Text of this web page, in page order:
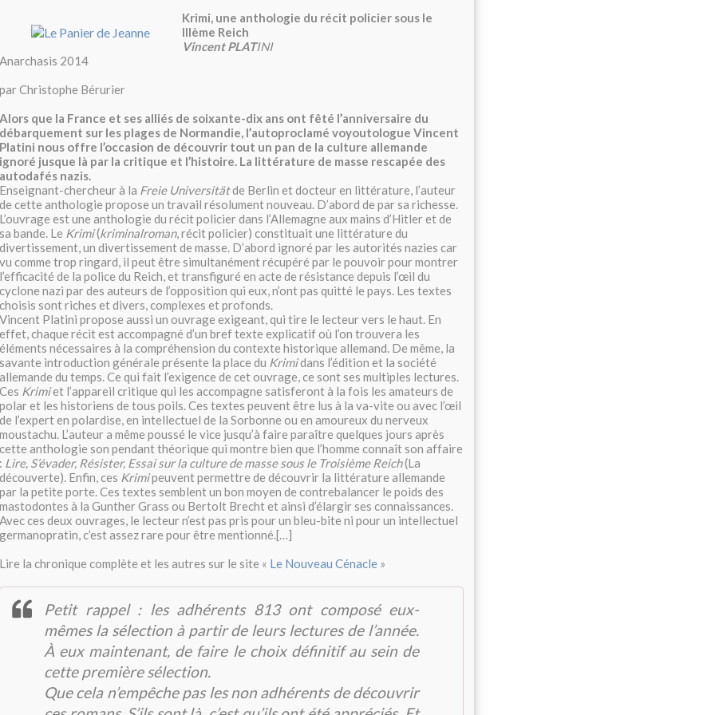
Krimi, une anthologie du récit policier sous le
IIIème Reich
Vincent PLATINI
Anarchasis 2014
par Christophe Bérurier
Alors que la France et ses alliés de soixante-dix ans ont fêté l’anniversaire du
débarquement sur les plages de Normandie, l’autoproclamé voyoutologue Vincent
Platini nous offre l’occasion de découvrir tout un pan de la culture allemande
ignoré jusque là par la critique et l’histoire. La littérature de masse rescapée des
autodafés nazis.
Enseignant-chercheur à la Freie Universitätde Berlin et docteur en littérature, l’auteur
de cette anthologie propose un travail résolument nouveau. D’abord de par sa richesse.
L’ouvrage est une anthologie du récit policier dans l’Allemagne aux mains d’Hitler et de
sa bande. Le Krimi(kriminalroman, récit policier) constituait une littérature du
divertissement, un divertissement de masse. D’abord ignoré par les autorités nazies car
vu comme trop ringard, il peut être simultanément récupéré par le pouvoir pour montrer
l’efficacité de la police du Reich, et transfiguré en acte de résistance depuis l’œil du
cyclone nazi par des auteurs de l’opposition qui eux, n’ont pas quitté le pays. Les textes
choisis sont riches et divers, complexes et profonds.
Vincent Platini propose aussi un ouvrage exigeant, qui tire le lecteur vers le haut. En
effet, chaque récit est accompagné d’un bref texte explicatif où l’on trouvera les
éléments nécessaires à la compréhension du contexte historique allemand. De même, la
savante introduction générale présente la place du Krimidans l’édition et la société
allemande du temps. Ce qui fait l’exigence de cet ouvrage, ce sont ses multiples lectures.
Ces Krimiet l’appareil critique qui les accompagne satisferont à la fois les amateurs de
polar et les historiens de tous poils. Ces textes peuvent être lus à la va-vite ou avec l’œil
de l’expert en polardise, en intellectuel de la Sorbonne ou en amoureux du nerveux
moustachu. L’auteur a même poussé le vice jusqu’à faire paraître quelques jours après
cette anthologie son pendant théorique qui montre bien que l’homme connaît son affaire
: Lire, S’évader, Résister, Essai sur la culture de masse sous le Troisième Reich(La
découverte). Enfin, ces Krimipeuvent permettre de découvrir la littérature allemande
par la petite porte. Ces textes semblent un bon moyen de contrebalancer le poids des
mastodontes à la Gunther Grass ou Bertolt Brecht et ainsi d’élargir ses connaissances.
Avec ces deux ouvrages, le lecteur n’est pas pris pour un bleu-bite ni pour un intellectuel
germanopratin, c’est assez rare pour être mentionné.[…]
Lire la chronique complète et les autres sur le site « Le Nouveau Cénacle »
Petit rappel : les adhérents 813 ont composé eux-
mêmes la sélection à partir de leurs lectures de l’année.
À eux maintenant, de faire le choix définitif au sein de
cette première sélection.
Que cela n’empêche pas les non adhérents de découvrir